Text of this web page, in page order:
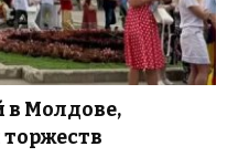
в Молдове,